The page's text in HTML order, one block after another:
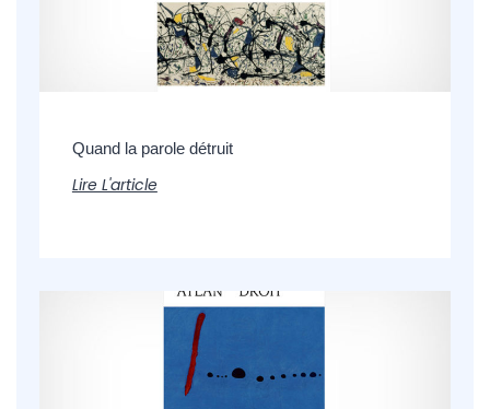
Quand la parole détruit
Lire L'article